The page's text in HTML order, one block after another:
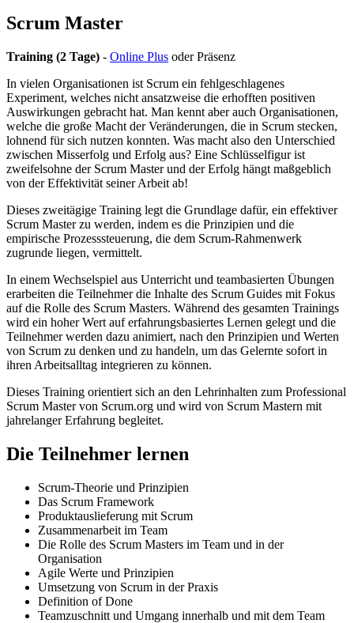
Scrum Master
Training (2 Tage) - Online Plus oder Präsenz
In vielen Organisationen ist Scrum ein fehlgeschlagenes
Experiment, welches nicht ansatzweise die erhofften positiven
Auswirkungen gebracht hat. Man kennt aber auch Organisationen,
welche die große Macht der Veränderungen, die in Scrum stecken,
lohnend für sich nutzen konnten. Was macht also den Unterschied
zwischen Misserfolg und Erfolg aus? Eine Schlüsselfigur ist
zweifelsohne der Scrum Master und der Erfolg hängt maßgeblich
von der Effektivität seiner Arbeit ab!
Dieses zweitägige Training legt die Grundlage dafür, ein effektiver
Scrum Master zu werden, indem es die Prinzipien und die
empirische Prozesssteuerung, die dem Scrum-Rahmenwerk
zugrunde liegen, vermittelt.
In einem Wechselspiel aus Unterricht und teambasierten Übungen
erarbeiten die Teilnehmer die Inhalte des Scrum Guides mit Fokus
auf die Rolle des Scrum Masters. Während des gesamten Trainings
wird ein hoher Wert auf erfahrungsbasiertes Lernen gelegt und die
Teilnehmer werden dazu animiert, nach den Prinzipien und Werten
von Scrum zu denken und zu handeln, um das Gelernte sofort in
ihren Arbeitsalltag integrieren zu können.
Dieses Training orientiert sich an den Lehrinhalten zum Professional
Scrum Master von Scrum.org und wird von Scrum Mastern mit
jahrelanger Erfahrung begleitet.
Die Teilnehmer lernen
Scrum-Theorie und Prinzipien
Das Scrum Framework
Produktauslieferung mit Scrum
Zusammenarbeit im Team
Die Rolle des Scrum Masters im Team und in der
Organisation
Agile Werte und Prinzipien
Umsetzung von Scrum in der Praxis
Definition of Done
Teamzuschnitt und Umgang innerhalb und mit dem Team